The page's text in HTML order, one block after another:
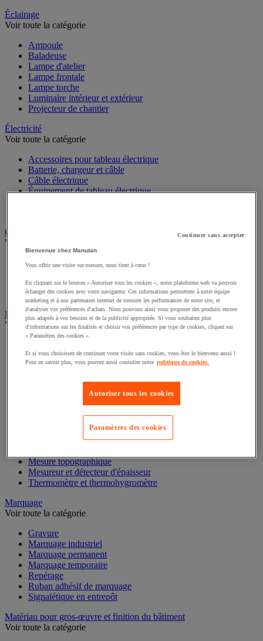
Éclairage
Voir toute la catégorie
Ampoule
Baladeuse
Lampe d'atelier
Lampe frontale
Lampe torche
Luminaire intérieur et extérieur
Projecteur de chantier
Électricité
Voir toute la catégorie
Accessoires pour tableau électrique
Batterie, chargeur et câble
Câble électrique
Équipement de tableau électrique
Graissage et lubrifiant
Voir toute la catégorie
Anti-adhérent
Lubrifiant et dégrippant
Outils de graissage
Instrument de mesure
Voir toute la catégorie
Compteur et compteur-métreur
Dynamomètre
Mesure de distance
Mesure de la vitesse
Mesure de l'environnement
Mesure d'électricité
Mesure du temps
Mesure topographique
Mesureur et détecteur d'épaisseur
Thermomètre et thermohygromètre
Marquage
Voir toute la catégorie
Gravure
Marquage industriel
Marquage permanent
Marquage temporaire
Repérage
Ruban adhésif de marquage
Signalétique en entrepôt
Matériau pour gros-œuvre et finition du bâtiment
Voir toute la catégorie
Continuer sans accepter
Bienvenue chez Manutan
Vous offrir une visite sur-mesure, nous tient à cœur !
En cliquant sur le bouton « Autoriser tous les cookies », notre plateforme web va pouvoir
échanger des cookies avec votre navigateur. Ces informations permettent à notre équipe
marketing et à nos partenaires internet de mesurer les performances de notre site, et
d'analyser vos préférences d'achats. Nous pouvons ainsi vous proposer des produits encore
plus adaptés à vos besoins et de la publicité appropriée. Si vous souhaitez plus
d'informations sur les finalités et choisir vos préférences par type de cookies, cliquez sur
« Paramètres des cookies ».
Et si vous choisissez de continuer votre visite sans cookies, vous êtes le bienvenu aussi !
Pour en savoir plus, vous pouvez aussi consulter notre politique de cookies.
Autoriser tous les cookies
Paramètres des cookies